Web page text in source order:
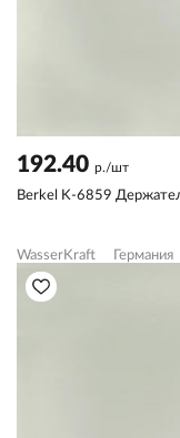
192.40 р./шт
Berkel K-6859
WasserKraft Германия